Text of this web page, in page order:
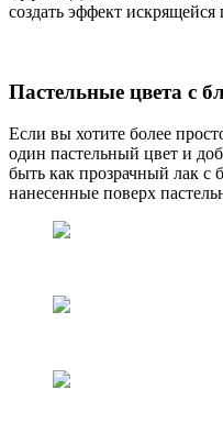
создать эффект искрящейся
Пастельные цвета с
Если вы хотите более
один пастельный цвет и
быть как прозрачный лак с
нанесенные поверх